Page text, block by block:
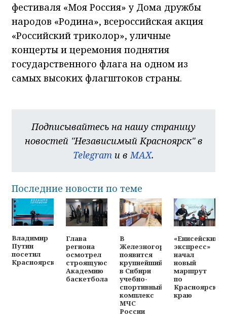
фестиваля «Моя Россия» у Дома дружбы
народов «Родина», всероссийская акция
«Российский триколор», уличные
концерты и церемония поднятия
государственного флага на одном из
самых высоких флагштоков страны.
Подписывайтесь на нашу страницу
новостей "Независимый Красноярск" в
Telegram и в MAX.
Последние новости по теме
Владимир
Путин
посетил
Красноярск
Глава
региона
осмотрел
строящуюся
Академию
баскетбола
В
Железногорске
появится
крупнейший
в Сибири
учебно-
спортивный
комплекс
МЧС
России
«Енисейский
экспресс»
начал
новый
маршрут
по
краю